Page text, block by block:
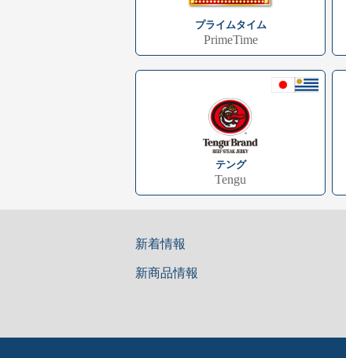
プライムタイム
PrimeTime
テング
Tengu
新着情報
新商品情報